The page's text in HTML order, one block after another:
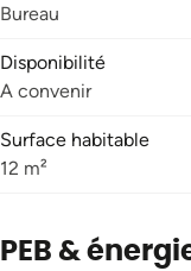
Bureau
Disponibilité
A convenir
Surface habitable
12 m²
PEB &